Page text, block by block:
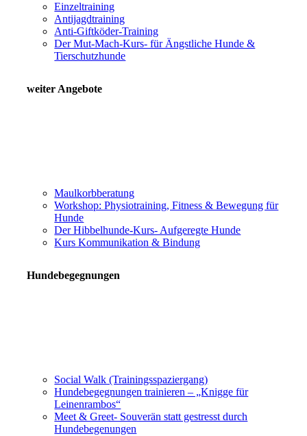
Einzeltraining
Antijagdtraining
Anti-Giftköder-Training
Der Mut-Mach-Kurs- für Ängstliche Hunde &
Tierschutzhunde
weiter Angebote
Maulkorbberatung
Workshop: Physiotraining, Fitness & Bewegung für
Hunde
Der Hibbelhunde-Kurs- Aufgeregte Hunde
Kurs Kommunikation & Bindung
Hundebegegnungen
Social Walk (Trainingsspaziergang)
Hundebegegnungen trainieren – „Knigge für
Leinenrambos“
Meet & Greet- Souverän statt gestresst durch
Hundebegenungen